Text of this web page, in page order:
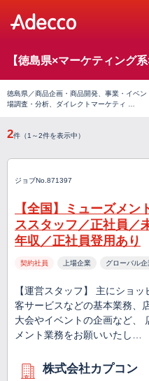
【徳島県×マーケティング
徳島県／商品企画・商品開発、事業・イベ
場調査・分析、ダイレクトマーケティ …
2件（1～2件を表示中）
ジョブNo.871397
【全国】ミューズメ
ススタッフ／正社員／
年収／正社員登用あり
契約社員 上場企業 グローバル企
【運営スタッフ】 主にショ
客サービスなどの基本業務、
大会やイベントの企画など、
メント業務をお願いいたし…
株式会社カプコン